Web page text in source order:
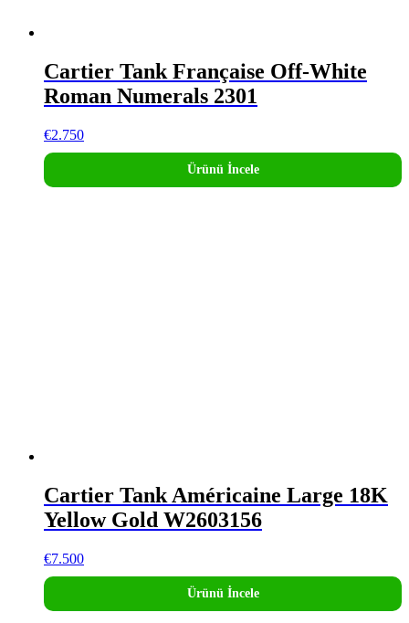
Cartier Tank Française Off-White
Roman Numerals 2301
€2.750
Ürünü İncele
Cartier Tank Américaine Large 18K
Yellow Gold W2603156
€7.500
Ürünü İncele